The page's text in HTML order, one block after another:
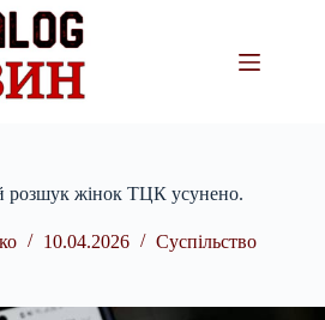
жінок ТЦК усунено.
10.04.2026 Суспільство